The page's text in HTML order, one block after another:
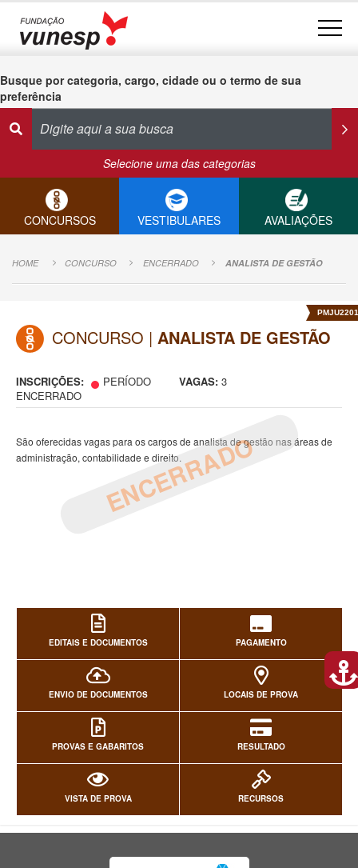
Busque por categoria, cargo, cidade ou o termo de sua
preferência
Selecione uma das categorias
CONCURSOS VESTIBULARES AVALIAÇÕES
HOME CONCURSO ENCERRADO ANALISTA DE GESTÃO
PMJU2201
CONCURSO | ANALISTA DE GESTÃO
INSCRIÇÕES:
PERÍODO
ENCERRADO
VAGAS: 3
ENCERRADO
São oferecidas vagas para os cargos de analista de gestão nas áreas de
administração, contabilidade e direito.
EDITAIS E DOCUMENTOS PAGAMENTO
ENVIO DE DOCUMENTOS LOCAIS DE PROVA
PROVAS E GABARITOS RESULTADO
VISTA DE PROVA RECURSOS